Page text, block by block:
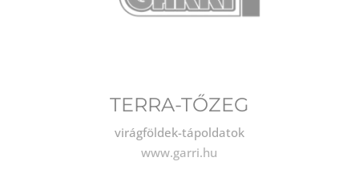
TERRA-TŐZEG
virágföldek-tápoldatok
www.garri.hu